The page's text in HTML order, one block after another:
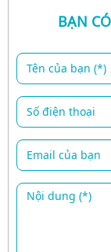
BẠN